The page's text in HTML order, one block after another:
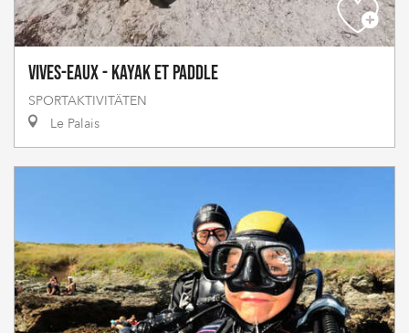
Vives-Eaux - Kayak et Paddle
SPORTAKTIVITÄTEN
Le Palais